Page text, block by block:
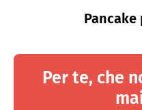
Per te, che